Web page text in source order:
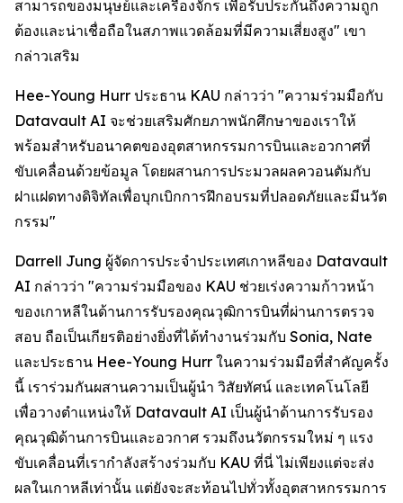
สามารถของมนุษย์และเครื่องจักร เพื่อรับประกันถึงความถูก
ต้องและน่าเชื่อถือในสภาพแวดล้อมที่มีความเสี่ยงสูง" เขา
กล่าวเสริม
Hee-Young Hurr ประธาน KAU กล่าวว่า "ความร่วมมือกับ
Datavault AI จะช่วยเสริมศักยภาพนักศึกษาของเราให้
พร้อมสำหรับอนาคตของอุตสาหกรรมการบินและอวกาศที่
ขับเคลื่อนด้วยข้อมูล โดยผสานการประมวลผลควอนตัมกับ
ฝาแฝดทางดิจิทัลเพื่อบุกเบิกการฝึกอบรมที่ปลอดภัยและมีนวัต
กรรม"
Darrell Jung ผู้จัดการประจำประเทศเกาหลีของ Datavault
AI กล่าวว่า "ความร่วมมือของ KAU ช่วยเร่งความก้าวหน้า
ของเกาหลีในด้านการรับรองคุณวุฒิการบินที่ผ่านการตรวจ
สอบ ถือเป็นเกียรติอย่างยิ่งที่ได้ทำงานร่วมกับ Sonia, Nate
และประธาน Hee-Young Hurr ในความร่วมมือที่สำคัญครั้ง
นี้ เราร่วมกันผสานความเป็นผู้นำ วิสัยทัศน์ และเทคโนโลยี
เพื่อวางตำแหน่งให้ Datavault AI เป็นผู้นำด้านการรับรอง
คุณวุฒิด้านการบินและอวกาศ รวมถึงนวัตกรรมใหม่ ๆ แรง
ขับเคลื่อนที่เรากำลังสร้างร่วมกับ KAU ที่นี่ ไม่เพียงแต่จะส่ง
ผลในเกาหลีเท่านั้น แต่ยังจะสะท้อนไปทั่วทั้งอุตสาหกรรมการ